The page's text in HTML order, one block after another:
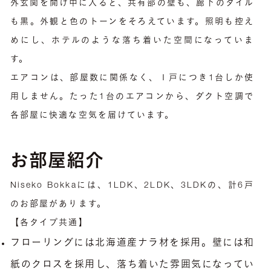
外玄関を開け中に入ると、共有部の壁も、廊下のタイル
も黒。外観と色のトーンをそろえています。照明も控え
めにし、ホテルのような落ち着いた空間になっていま
す。
エアコンは、部屋数に関係なく、１戸につき1台しか使
用しません。たった1台のエアコンから、ダクト空調で
各部屋に快適な空気を届けています。
お部屋紹介
Niseko Bokkaには、1LDK、2LDK、3LDKの、計6戸
のお部屋があります。
【各タイプ共通】
フローリングには北海道産ナラ材を採用。壁には和
紙のクロスを採用し、落ち着いた雰囲気になってい